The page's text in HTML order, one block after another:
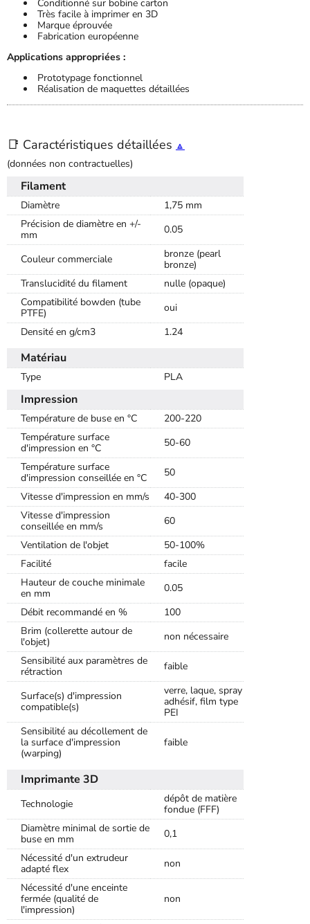
Conditionné sur bobine carton
Très facile à imprimer en 3D
Marque éprouvée
Fabrication européenne
Applications appropriées :
Prototypage fonctionnel
Réalisation de maquettes détaillées
📑 Caractéristiques détaillées 🔼
(données non contractuelles)
Filament
Diamètre
1,75 mm
Précision de diamètre en +/-
mm
0.05
Couleur commerciale
bronze (pearl
bronze)
Translucidité du filament
nulle (opaque)
Compatibilité bowden (tube
PTFE)
oui
Densité en g/cm3
1.24
Matériau
Type PLA
Impression
Température de buse en °C
200-220
Température surface
d'impression en °C
50-60
Température surface
d'impression conseillée en °C
50
Vitesse d'impression en mm/s
40-300
Vitesse d'impression
conseillée en mm/s
60
Ventilation de l'objet
50-100%
Facilité
facile
Hauteur de couche minimale
en mm
0.05
Débit recommandé en %
100
Brim (collerette autour de
l'objet)
non nécessaire
Sensibilité aux paramètres de
rétraction
faible
Surface(s) d'impression
compatible(s)
verre, laque, spray
adhésif, film type
PEI
Sensibilité au décollement de
la surface d'impression
(warping)
faible
Imprimante 3D
Technologie
dépôt de matière
fondue (FFF)
Diamètre minimal de sortie de
buse en mm
0,1
Nécessité d'un extrudeur
adapté flex
non
Nécessité d'une enceinte
fermée (qualité de
l'impression)
non